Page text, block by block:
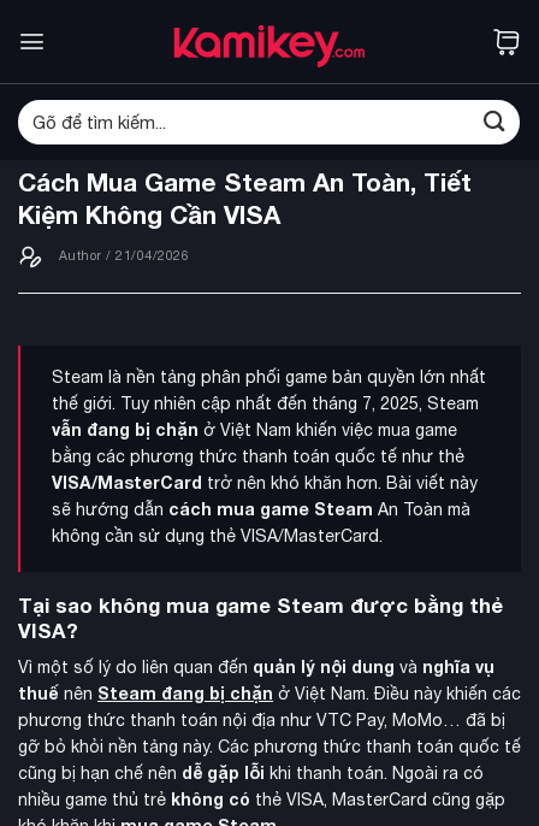
qua
dung
Tìm
kiếm:
Cách Mua Game Steam An Toàn, Tiết
Kiệm Không Cần VISA
Author/ 21/04/2026
Steam là nền tảng phân phối game bản quyền lớn nhất
thế giới. Tuy nhiên cập nhất đến tháng 7, 2025, Steam
vẫn đang bị chặn ở Việt Nam khiến việc mua game
bằng các phương thức thanh toán quốc tế như thẻ
VISA/MasterCard trở nên khó khăn hơn. Bài viết này
sẽ hướng dẫn cách mua game Steam An Toàn mà
không cần sử dụng thẻ VISA/MasterCard.
Tại sao không mua game Steam được bằng thẻ
VISA?
Vì một số lý do liên quan đến quản lý nội dung và nghĩa vụ
thuế nên Steam đang bị chặn ở Việt Nam. Điều này khiến các
phương thức thanh toán nội địa như VTC Pay, MoMo… đã bị
gỡ bỏ khỏi nền tảng này. Các phương thức thanh toán quốc tế
cũng bị hạn chế nên dễ gặp lỗi khi thanh toán. Ngoài ra có
nhiều game thủ trẻ không có thẻ VISA, MasterCard cũng gặp